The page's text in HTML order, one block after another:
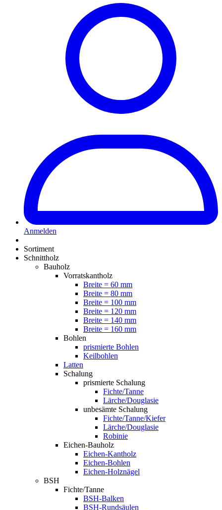
Anmelden
Sortiment
Schnittholz
Bauholz
Vorratskantholz
Breite = 60 mm
Breite = 80 mm
Breite = 100 mm
Breite = 120 mm
Breite = 140 mm
Breite = 160 mm
Bohlen
prismierte Bohlen
Keilbohlen
Latten
Schalung
prismierte Schalung
Fichte/Tanne
Lärche/Douglasie
unbesämte Schalung
Fichte/Tanne/Kiefer
Lärche/Douglasie
Robinie
Eichen-Bauholz
Eichen-Kantholz
Eichen-Bohlen
Eichen-Holznägel
BSH
Fichte/Tanne
BSH-Balken
BSH-Rundsäulen